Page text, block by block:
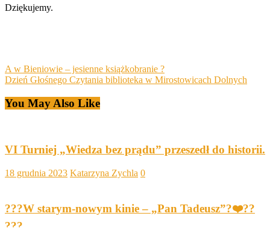
Dziękujemy.
Post
navigation
A w Bieniowie – jesienne książkobranie ?
Dzień Głośnego Czytania biblioteka w Mirostowicach Dolnych
You May Also Like
VI Turniej „Wiedza bez prądu” przeszedł do historii.
18 grudnia 2023 Katarzyna Zychla 0
???W starym-nowym kinie – „Pan Tadeusz”?‍❤️‍?‍?